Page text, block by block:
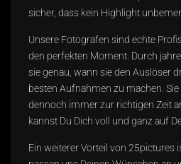
sicher, dass kein Highlight
Unsere Fotografen sind echte
den perfekten Moment. Durch
sie genau, wann sie den Auslöser
besten Aufnahmen zu machen.
dennoch immer zur richtigen Zeit
kannst Du Dich voll und ganz auf
Ein weiterer Vorteil von 25pictures